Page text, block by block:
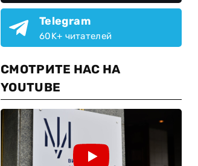
Telegram
60K+ читателей
СМОТРИТЕ НАС НА
YOUTUBE